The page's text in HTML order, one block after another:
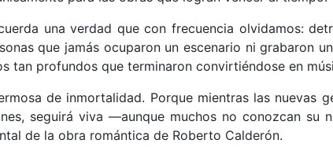
una verdad que con frecuencia olvidamos:
que jamás ocuparon un escenario ni grabaron
tan profundos que terminaron convirtiéndose en
de inmortalidad. Porque mientras las nuevas
seguirá viva —aunque muchos no conozcan su
de la obra romántica de Roberto Calderón.